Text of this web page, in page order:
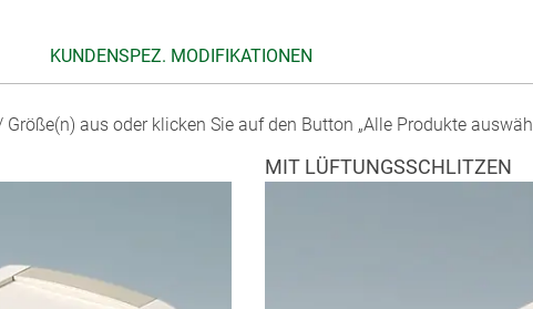
KUNDENSPEZ. MODIFIKATIONEN
aus oder klicken Sie auf den Button „Alle Produkte
MIT LÜFTUNGSSCHLITZEN